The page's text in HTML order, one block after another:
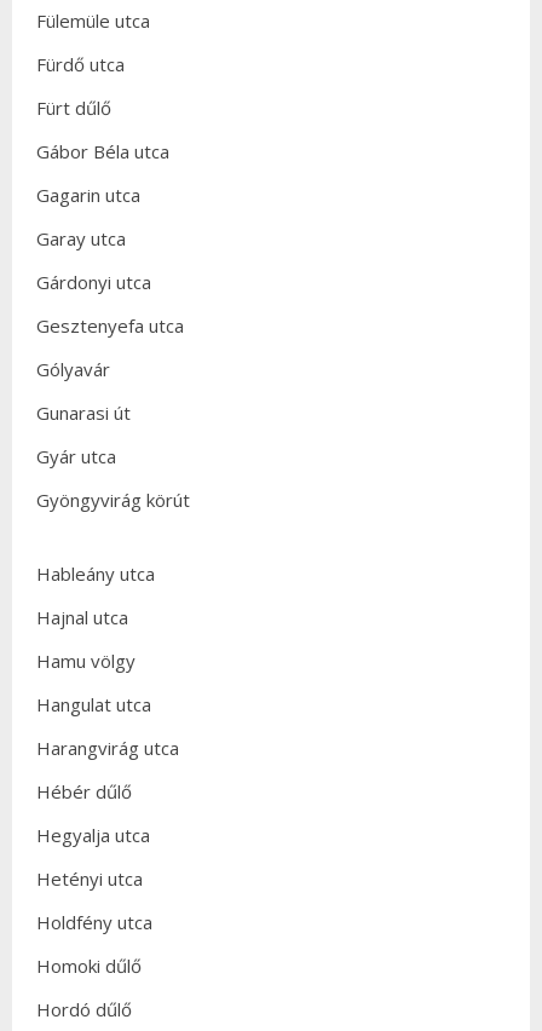
Fülemüle utca
Fürdő utca
Fürt dűlő
Gábor Béla utca
Gagarin utca
Garay utca
Gárdonyi utca
Gesztenyefa utca
Gólyavár
Gunarasi út
Gyár utca
Gyöngyvirág körút
Hableány utca
Hajnal utca
Hamu völgy
Hangulat utca
Harangvirág utca
Hébér dűlő
Hegyalja utca
Hetényi utca
Holdfény utca
Homoki dűlő
Hordó dűlő